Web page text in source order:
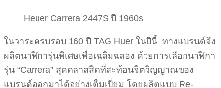
Heuer Carrera 2447S ปี 1960s
ในวาระครบรอบ 160 ปี TAG Huer ในปีนี้ ทางแบรนด์จึง
ผลิตนาฬิการุ่นพิเศษเพื่อเฉลิมฉลอง ด้วยการเลือกนาฬิกา
รุ่น “Carrera” สุดคลาสสิคที่สะท้อนจิตวิญญาณของ
แบรนด์ออกมาได้อย่างเต็มเปี่ยม โดยผลิตแบบ Re-